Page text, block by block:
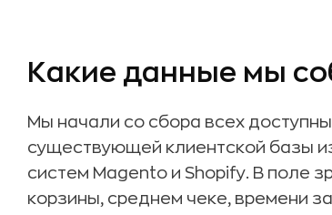
Какие данные мы
Мы начали со сбора всех
существующей клиентской базы
систем Magento и Shopify. В поле
корзины, среднем чеке, времени